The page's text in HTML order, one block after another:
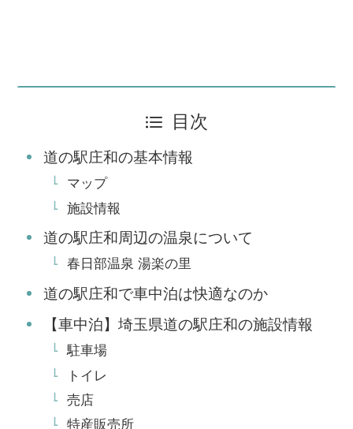
目次
道の駅庄和の基本情報
マップ
施設情報
道の駅庄和周辺の温泉について
春日部温泉 湯楽の里
道の駅庄和で車中泊は快適なのか
【車中泊】埼玉県道の駅庄和の施設情報
駐車場
トイレ
売店
特産販売所